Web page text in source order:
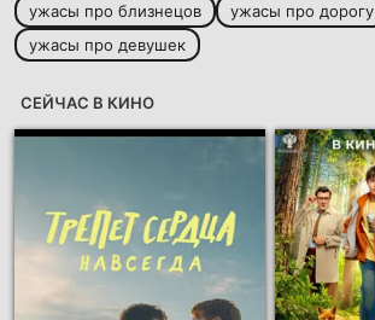
ужасы про близнецов
ужасы про дорогу
ужасы про девушек
СЕЙЧАС В КИНО